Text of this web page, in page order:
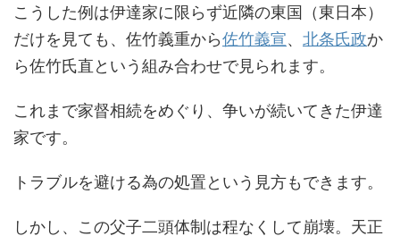
こうした例は伊達家に限らず近隣の東国（東日本）
だけを見ても、佐竹義重から佐竹義宣、 北条氏政か
ら佐竹氏直という組み合わせで見られます。
これまで家督相続をめぐり、争いが続いてきた伊達
家です。
トラブルを避ける為の処置という見方もできます。
しかし、この父子二頭体制は程なくして崩壊。天正